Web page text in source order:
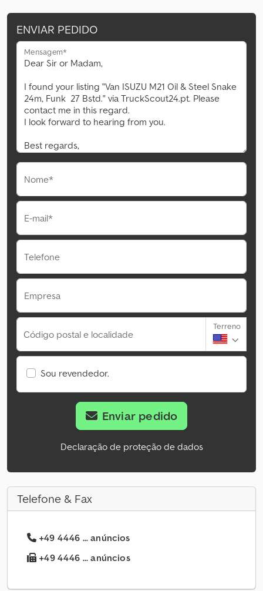
ENVIAR PEDIDO
Mensagem*
Nome*
E-mail*
Telefone
Empresa
Código postal e localidade
Terreno
Sou revendedor.
Enviar pedido
Declaração de proteção de dados
Telefone & Fax
+49 4446 ... anúncios
+49 4446 ... anúncios